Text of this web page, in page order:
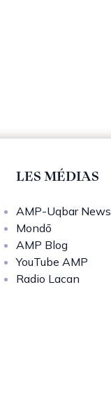
LES MÉDIAS
AMP-Uqbar News
Mondō
AMP Blog
YouTube AMP
Radio Lacan